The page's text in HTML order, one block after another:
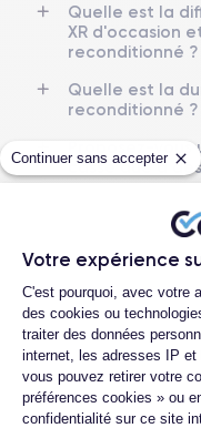
Continuer sans accepter
Votre expérience
Plateforme
C'est pourquoi, avec votre
des cookies ou
traiter des données
internet, les adresses IP
vous pouvez retirer votre
préférences cookies » ou
confidentialité sur ce site
Date de sortie
12/09/2018
Dimensions
150.9×75.7×8.3 mm
Écran
IPS LCD 6.1 pouces
Nom de la puce
Apple A12 Bionic
Nom GPU
GPU 4 cœurs
Quelle est la
XR d'occasion
reconditionné ?
Quelle est la
reconditionné ?
Proposez-
casse due à
les batteries ?
Quels sont les
commande ?
Quelles
produits ?
Quels sont vos
Est-il possible